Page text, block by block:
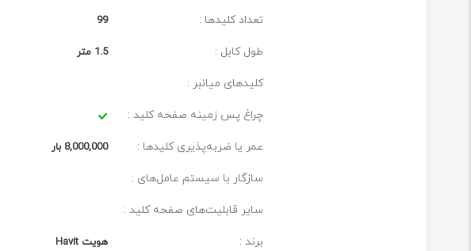
تعداد کلیدها : 99
طول کابل : 1.5 متر
کلیدهای میانبر :
چراغ‌ پس زمینه صفحه کلید :
عمر یا ضربه‌پذیری کلیدها : 8,000,000 بار
سازگار با سیستم عامل‌های :
سایر قابلیت‌های صفحه کلید :
برند : هویت Havit